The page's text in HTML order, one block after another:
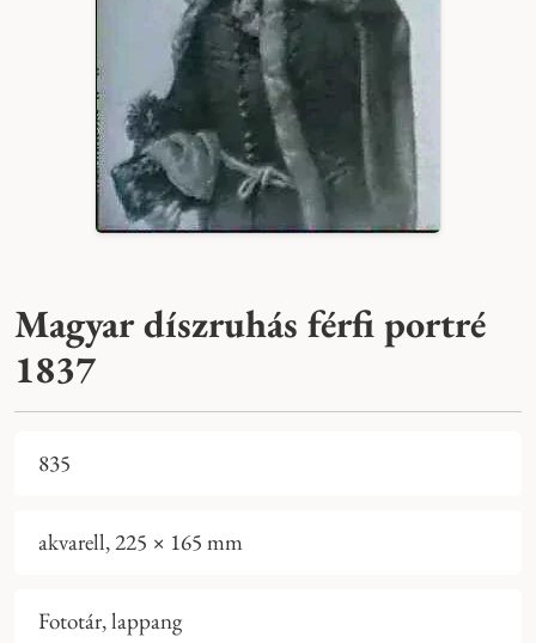
Magyar díszruhás férfi portré
1837
835
akvarell, 225 × 165 mm
Fototár, lappang